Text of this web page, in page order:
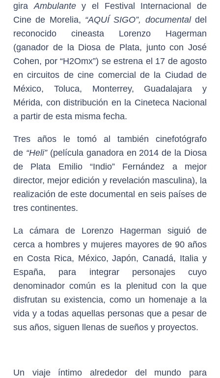
gira Ambulantey el Festival Internacional de
Cine de Morelia, “AQUÍ SIGO”, documentaldel
reconocido cineasta Lorenzo Hagerman
(ganador de la Diosa de Plata, junto con José
Cohen, por “H2Omx”) se estrena el 17 de agosto
en circuitos de cine comercial de la Ciudad de
México, Toluca, Monterrey, Guadalajara y
Mérida, con distribución en la Cineteca Nacional
a partir de esta misma fecha.
Tres años le tomó al también cinefotógrafo
de “Heli”(película ganadora en 2014 de la Diosa
de Plata Emilio “Indio” Fernández a mejor
director, mejor edición y revelación masculina), la
realización de este documental en seis países de
tres continentes.
La cámara de Lorenzo Hagerman siguió de
cerca a hombres y mujeres mayores de 90 años
en Costa Rica, México, Japón, Canadá, Italia y
España, para integrar personajes cuyo
denominador común es la plenitud con la que
disfrutan su existencia, como un homenaje a la
vida y a todas aquellas personas que a pesar de
sus años, siguen llenas de sueños y proyectos.
Un viaje íntimo alrededor del mundo para